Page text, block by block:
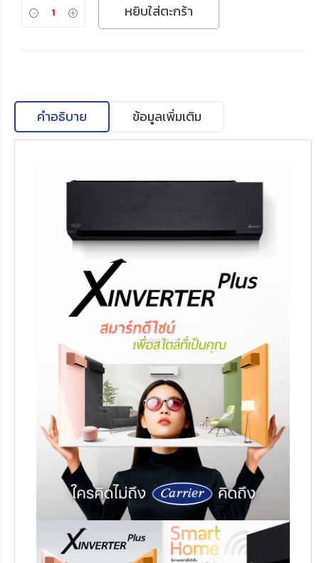
หยิบใส่ตะกร้า
คำอธิบาย ข้อมูลเพิ่มเติม